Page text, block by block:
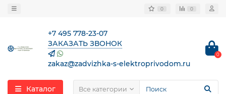
0 0
+7 495 778-23-07
ЗАКАЗАТЬ ЗВОНОК
zakaz@zadvizhka-s-elektroprivodom.ru
0
Каталог Все категории